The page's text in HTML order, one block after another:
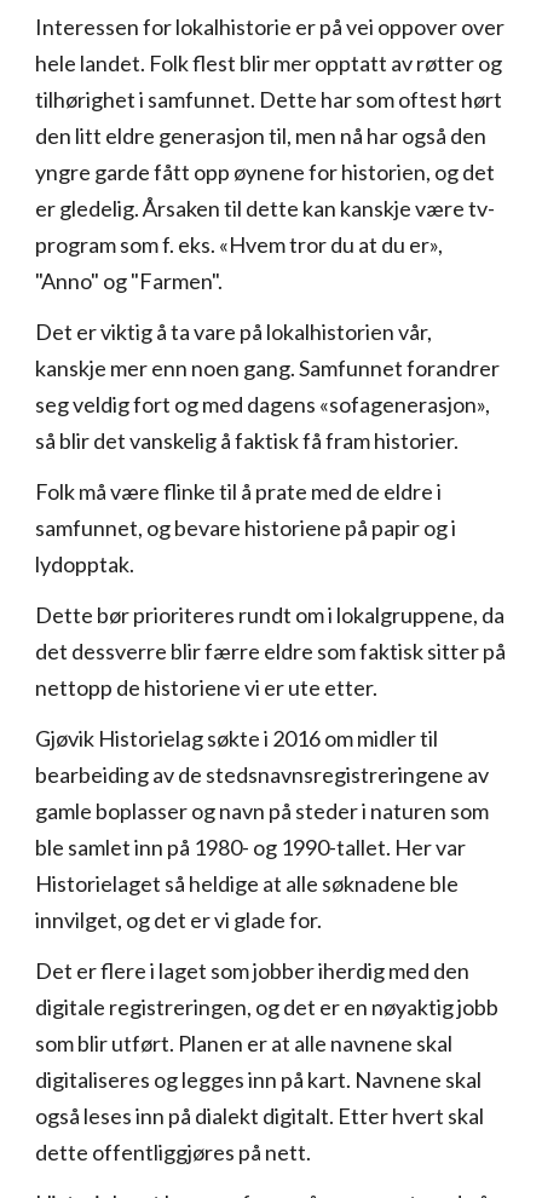
Interessen for lokalhistorie er på vei oppover over
hele landet. Folk flest blir mer opptatt av røtter og
tilhørighet i samfunnet. Dette har som oftest hørt
den litt eldre generasjon til, men nå har også den
yngre garde fått opp øynene for historien, og det
er gledelig. Årsaken til dette kan kanskje være tv-
program som f. eks. «Hvem tror du at du er»,
"Anno" og "Farmen".
Det er viktig å ta vare på lokalhistorien vår,
kanskje mer enn noen gang. Samfunnet forandrer
seg veldig fort og med dagens «sofagenerasjon»,
så blir det vanskelig å faktisk få fram historier.
Folk må være flinke til å prate med de eldre i
samfunnet, og bevare historiene på papir og i
lydopptak.
Dette bør prioriteres rundt om i lokalgruppene, da
det dessverre blir færre eldre som faktisk sitter på
nettopp de historiene vi er ute etter.
Gjøvik Historielag søkte i 2016 om midler til
bearbeiding av de stedsnavnsregistreringene av
gamle boplasser og navn på steder i naturen som
ble samlet inn på 1980- og 1990-tallet. Her var
Historielaget så heldige at alle søknadene ble
innvilget, og det er vi glade for.
Det er flere i laget som jobber iherdig med den
digitale registreringen, og det er en nøyaktig jobb
som blir utført. Planen er at alle navnene skal
digitaliseres og legges inn på kart. Navnene skal
også leses inn på dialekt digitalt. Etter hvert skal
dette offentliggjøres på nett.